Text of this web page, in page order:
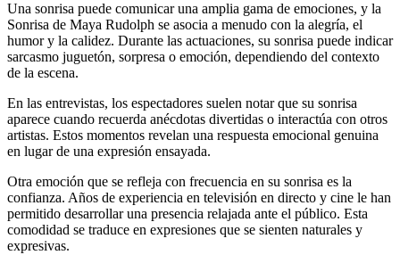
Una sonrisa puede comunicar una amplia gama de emociones, y la
Sonrisa de Maya Rudolph se asocia a menudo con la alegría, el
humor y la calidez. Durante las actuaciones, su sonrisa puede indicar
sarcasmo juguetón, sorpresa o emoción, dependiendo del contexto
de la escena.
En las entrevistas, los espectadores suelen notar que su sonrisa
aparece cuando recuerda anécdotas divertidas o interactúa con otros
artistas. Estos momentos revelan una respuesta emocional genuina
en lugar de una expresión ensayada.
Otra emoción que se refleja con frecuencia en su sonrisa es la
confianza. Años de experiencia en televisión en directo y cine le han
permitido desarrollar una presencia relajada ante el público. Esta
comodidad se traduce en expresiones que se sienten naturales y
expresivas.